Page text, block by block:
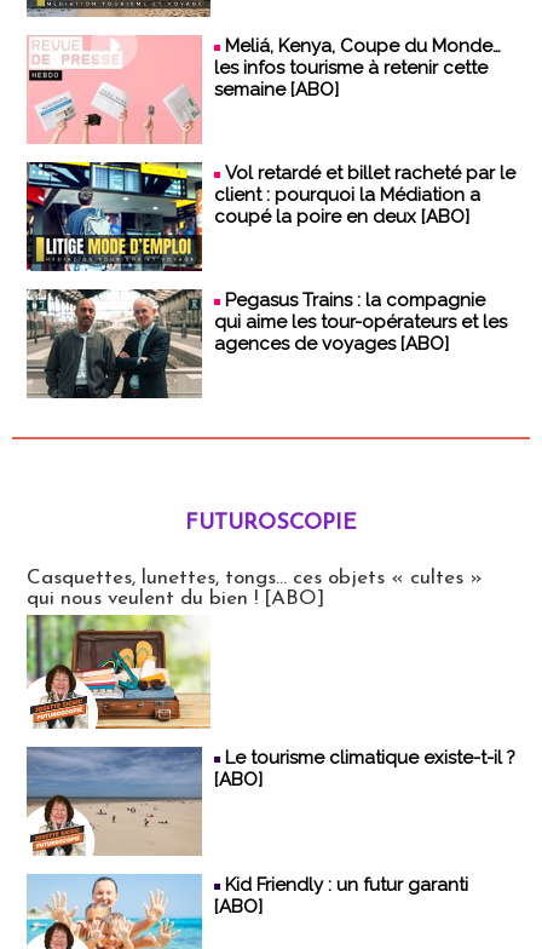
Meliá, Kenya, Coupe du Monde…
les infos tourisme à retenir cette
semaine [ABO]
Vol retardé et billet racheté par le
client : pourquoi la Médiation a
coupé la poire en deux [ABO]
Pegasus Trains : la compagnie
qui aime les tour-opérateurs et les
agences de voyages [ABO]
FUTUROSCOPIE
Casquettes, lunettes, tongs... ces objets « cultes »
qui nous veulent du bien ! [ABO]
Le tourisme climatique existe-t-il ?
[ABO]
Kid Friendly : un futur garanti
[ABO]